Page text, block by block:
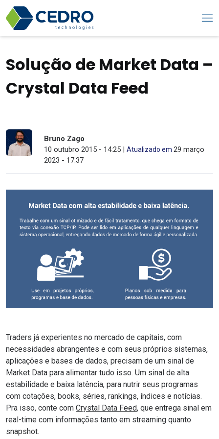
Solução de Market Data –
Crystal Data Feed
Bruno Zago
10 outubro 2015 - 14:25 | Atualizado em 29 março
2023 - 17:37
Traders já experientes no mercado de capitais, com
necessidades abrangentes e com seus próprios sistemas,
aplicações e bases de dados, precisam de um sinal de
Market Data para alimentar tudo isso. Um sinal de alta
estabilidade e baixa latência, para nutrir seus programas
com cotações, books, séries, rankings, índices e notícias.
Pra isso, conte com Crystal Data Feed, que entrega sinal em
real-time com informações tanto em streaming quanto
snapshot.